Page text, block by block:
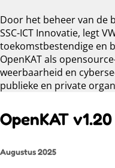
Door het beheer van de
SSC-ICT Innovatie, legt
toekomstbestendige en
OpenKAT als
weerbaarheid en
publieke en private
OpenKAT
Augustus 2025